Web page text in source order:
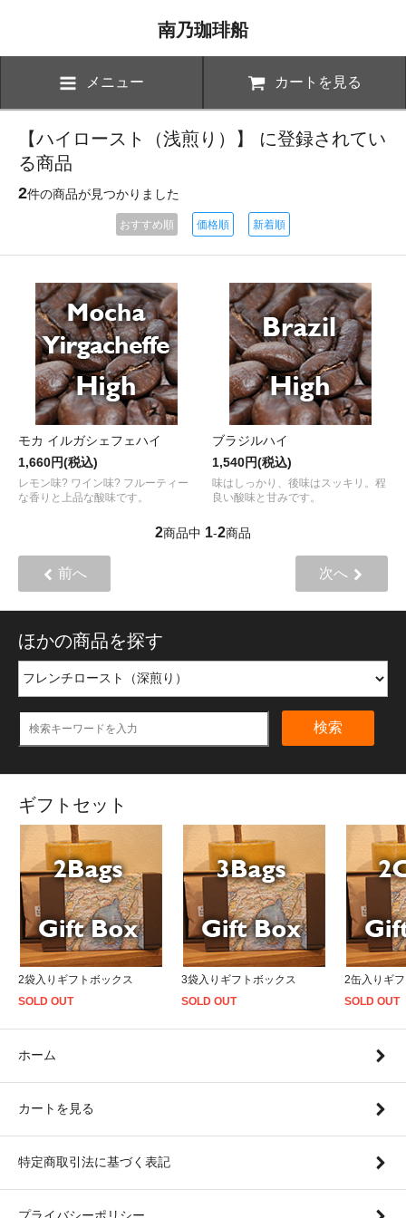
南乃珈琲船
メニュー カートを見る
【ハイロースト（浅煎り）】 に登録されてい
る商品
2件の商品が見つかりました
おすすめ順 価格順 新着順
モカ イルガシェフェハイ
1,660円(税込)
レモン味? ワイン味? フルーティー
な香りと上品な酸味です。
ブラジルハイ
1,540円(税込)
味はしっかり、後味はスッキリ。程
良い酸味と甘みです。
2商品中 1-2商品
前へ 次へ
ほかの商品を探す
検索
ギフトセット
2袋入りギフトボックス
SOLD OUT
3袋入りギフトボックス
SOLD OUT
2缶入りギ
SOLD OUT
ホーム
カートを見る
特定商取引法に基づく表記
プライバシーポリシー